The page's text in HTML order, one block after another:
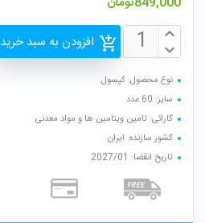
افزودن به سبد خرید
نوع محصول: کپسول
سایز: 60 عدد
کارائی: تامین ویتامین ها و مواد معدنی
کشور سازنده: ایران
تاریخ انقضا: 2027/01